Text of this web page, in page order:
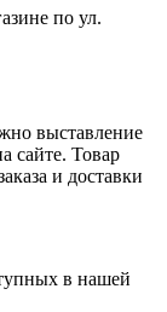
по ул.
выставление
сайте. Товар
и доставки
в нашей